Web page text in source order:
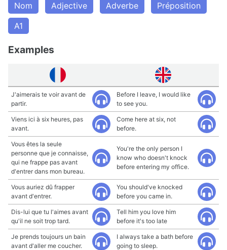
Nom
Adjective Adverbe
Préposition
A1
Examples
J'aimerais te voir avant de
partir.
Before I leave, I would like
to see you.
Viens ici à six heures, pas
avant.
Come here at six, not
before.
Vous êtes la seule
personne que je connaisse,
qui ne frappe pas avant
d'entrer dans mon bureau.
You're the only person I
know who doesn't knock
before entering my office.
Vous auriez dû frapper
avant d'entrer.
You should've knocked
before you came in.
Dis-lui que tu l'aimes avant
qu'il ne soit trop tard.
Tell him you love him
before it's too late
Je prends toujours un bain
avant d'aller me coucher.
I always take a bath before
going to sleep.